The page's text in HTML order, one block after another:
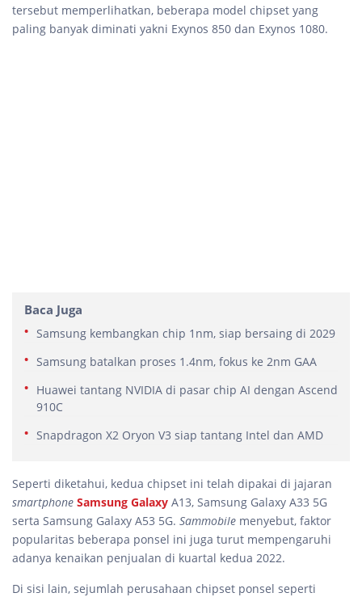
tersebut memperlihatkan, beberapa model chipset yang
paling banyak diminati yakni Exynos 850 dan Exynos 1080.
Baca Juga
Samsung kembangkan chip 1nm, siap bersaing di 2029
Samsung batalkan proses 1.4nm, fokus ke 2nm GAA
Huawei tantang NVIDIA di pasar chip AI dengan Ascend
910C
Snapdragon X2 Oryon V3 siap tantang Intel dan AMD
Seperti diketahui, kedua chipset ini telah dipakai di jajaran
smartphone Samsung Galaxy A13, Samsung Galaxy A33 5G
serta Samsung Galaxy A53 5G. Sammobile menyebut, faktor
popularitas beberapa ponsel ini juga turut mempengaruhi
adanya kenaikan penjualan di kuartal kedua 2022.
Di sisi lain, sejumlah perusahaan chipset ponsel seperti